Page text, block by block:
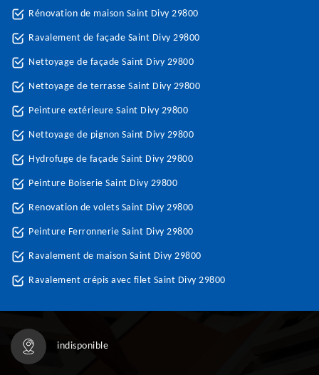
Rénovation de maison Saint Divy 29800
Ravalement de façade Saint Divy 29800
Nettoyage de façade Saint Divy 29800
Nettoyage de terrasse Saint Divy 29800
Peinture extérieure Saint Divy 29800
Nettoyage de pignon Saint Divy 29800
Hydrofuge de façade Saint Divy 29800
Peinture Boiserie Saint Divy 29800
Renovation de volets Saint Divy 29800
Peinture Ferronnerie Saint Divy 29800
Ravalement de maison Saint Divy 29800
Ravalement crépis avec filet Saint Divy 29800
indisponible